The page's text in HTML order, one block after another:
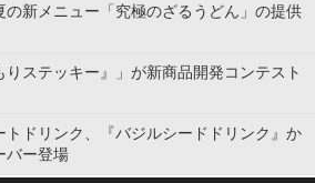
の新メニュー「究極のざるうどん」の提供
りステッキー』」が新商品開発コンテスト
トドリンク、『バジルシードドリンク』か
バー登場